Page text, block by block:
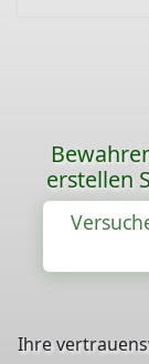
erstellen
Ihre